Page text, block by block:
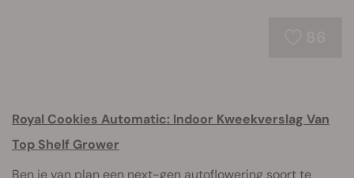
Royal Cookies Automatic: Indoor Kweekverslag Van
Top Shelf Grower
Ben je van plan een next-gen autoflowering soort te